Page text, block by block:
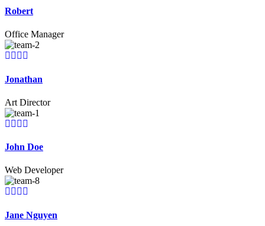
Robert
Office Manager
Jonathan
Art Director
John Doe
Web Developer
Jane Nguyen